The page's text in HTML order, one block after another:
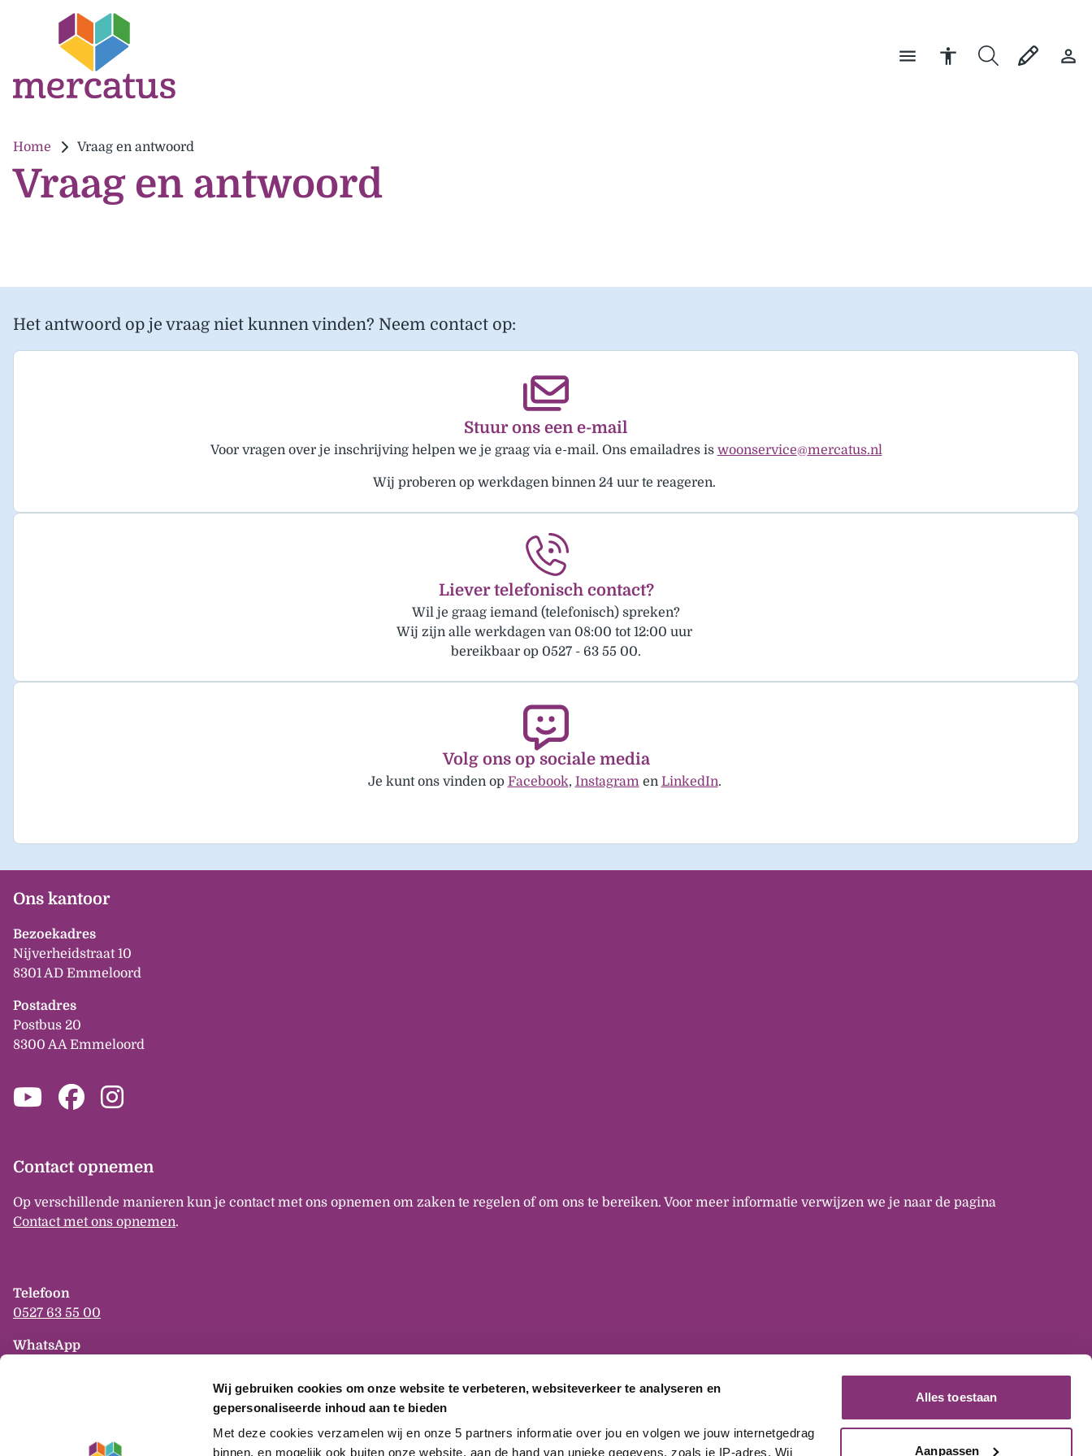
Wij gebruiken cookies om onze website te verbeteren, websiteverkeer te analyseren en
gepersonaliseerde inhoud aan te bieden
Met deze cookies verzamelen wij en onze 5 partners informatie over jou en volgen we jouw internetgedrag
binnen, en mogelijk ook buiten onze website, aan de hand van unieke gegevens, zoals je IP-adres. Wij
Alles toestaan
Aanpassen
Home Vraag en antwoord
Vraag en antwoord
Het antwoord op je vraag niet kunnen vinden? Neem contact op:
Stuur ons een e-mail
Voor vragen over je inschrijving helpen we je graag via e-mail. Ons emailadres is woonservice mercatus nl
Wij proberen op werkdagen binnen 24 uur te reageren.
Liever telefonisch contact?
Wil je graag iemand (telefonisch) spreken?
Wij zijn alle werkdagen van 08:00 tot 12:00 uur
bereikbaar op 0527 - 63 55 00.
Volg ons op sociale media
Je kunt ons vinden op Facebook, Instagram en LinkedIn.
Ons kantoor
Bezoekadres
Nijverheidstraat 10
8301 AD Emmeloord
Postadres
Postbus 20
8300 AA Emmeloord
Contact opnemen
Op verschillende manieren kun je contact met ons opnemen om zaken te regelen of om ons te bereiken. Voor meer informatie verwijzen we je naar de pagina
Contact met ons opnemen.
Telefoon
0527 63 55 00
WhatsApp